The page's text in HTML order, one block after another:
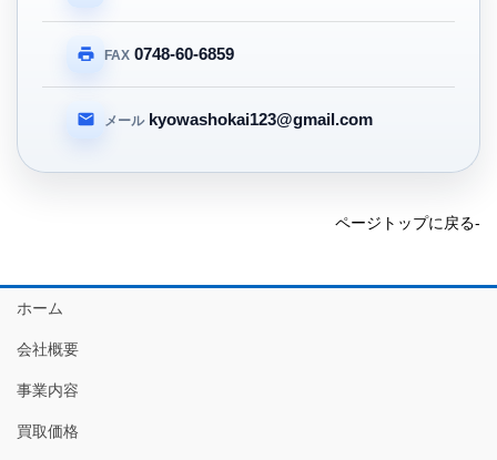
FAX 0748-60-6859
メール kyowashokai123@gmail.com
ページトップに戻る-
ホーム
会社概要
事業内容
買取価格